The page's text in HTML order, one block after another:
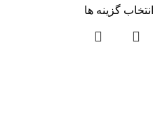
انتخاب گزینه ها